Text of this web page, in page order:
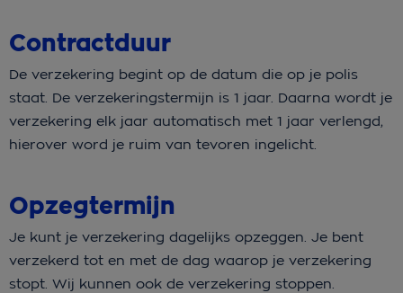
Contractduur
De verzekering begint op de datum die op je polis
staat. De verzekeringstermijn is 1 jaar. Daarna wordt je
verzekering elk jaar automatisch met 1 jaar verlengd,
hierover word je ruim van tevoren ingelicht.
Opzegtermijn
Je kunt je verzekering dagelijks opzeggen. Je bent
verzekerd tot en met de dag waarop je verzekering
stopt. Wij kunnen ook de verzekering stoppen.